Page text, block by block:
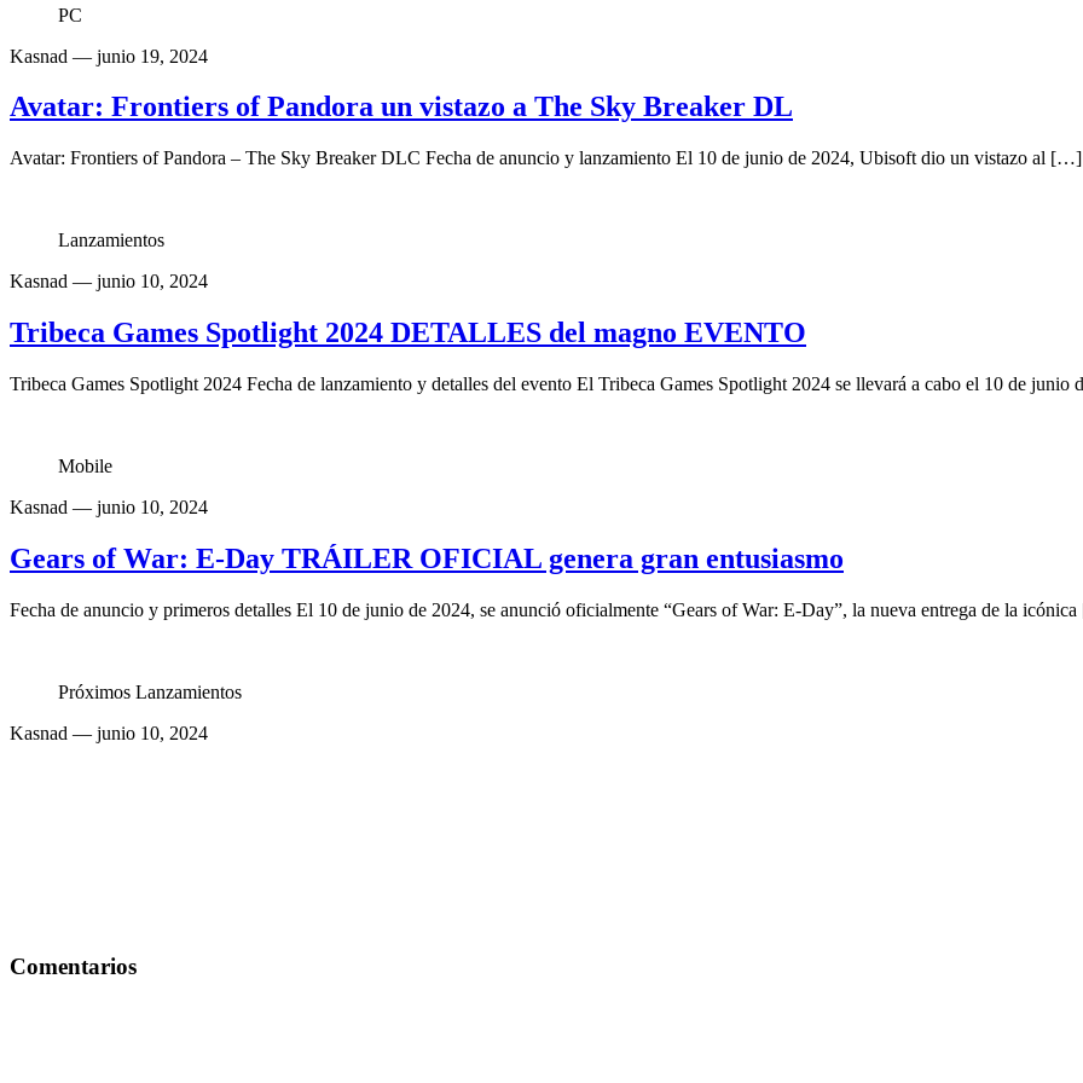
PC
Kasnad — junio 19, 2024
Avatar: Frontiers of Pandora un vistazo a The Sky Breaker DL
Avatar: Frontiers of Pandora – The Sky Breaker DLC Fecha de anuncio y lanzamiento El 10 de junio de 2024, Ubisoft dio un vistazo al […]
Lanzamientos
Kasnad — junio 10, 2024
Tribeca Games Spotlight 2024 DETALLES del magno EVENTO
Tribeca Games Spotlight 2024 Fecha de lanzamiento y detalles del evento El Tribeca Games Spotlight 2024 se llevará a cabo el 10 de
Mobile
Kasnad — junio 10, 2024
Gears of War: E-Day TRÁILER OFICIAL genera gran entusiasmo
Fecha de anuncio y primeros detalles El 10 de junio de 2024, se anunció oficialmente “Gears of War: E-Day”, la nueva entrega de la
Próximos Lanzamientos
Kasnad — junio 10, 2024
Comentarios